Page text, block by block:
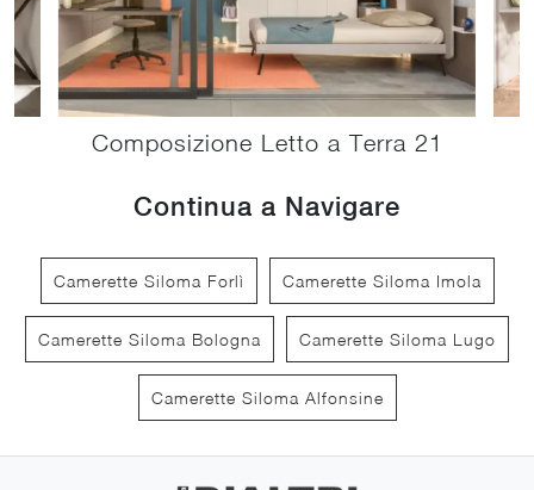
Composizione Letto a Terra 21
Continua a Navigare
Camerette Siloma Forlì Camerette Siloma Imola
Camerette Siloma Bologna Camerette Siloma Lugo
Camerette Siloma Alfonsine